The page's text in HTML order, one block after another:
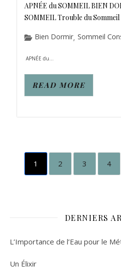
APNÉE du SOMMEIL BIEN
SOMMEIL Trouble du Sommeil
Bien Dormir, Sommeil
APNÉE du...
READ MORE
1 2 3 4
DERNIERS
L’Importance de l’Eau pour le
Un Élixir